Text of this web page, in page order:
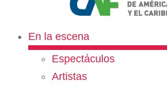
En la escena
Espectáculos
Artistas